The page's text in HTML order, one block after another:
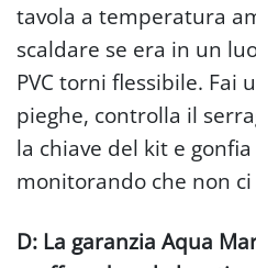
tavola a temperatura
scaldare se era in un
PVC torni flessibile. Fai
pieghe, controlla il
la chiave del kit e
monitorando che non
D: La garanzia Aqua